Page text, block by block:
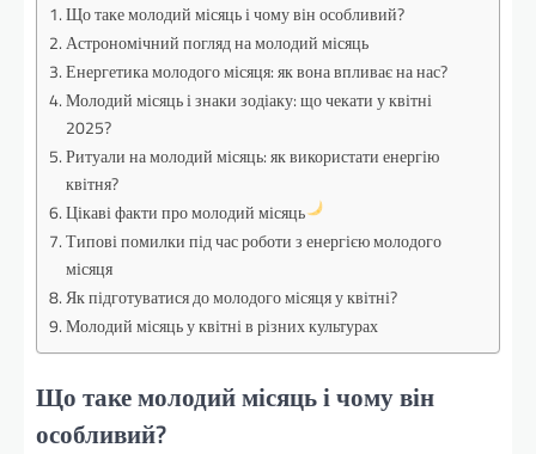
Що таке молодий місяць і чому він особливий?
Астрономічний погляд на молодий місяць
Енергетика молодого місяця: як вона впливає на нас?
Молодий місяць і знаки зодіаку: що чекати у квітні
2025?
Ритуали на молодий місяць: як використати енергію
квітня?
Цікаві факти про молодий місяць
Типові помилки під час роботи з енергією молодого
місяця
Як підготуватися до молодого місяця у квітні?
Молодий місяць у квітні в різних культурах
Що таке молодий місяць і чому він
особливий?